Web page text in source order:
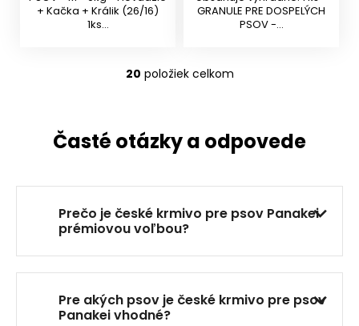
+ Kačka + Králik (26/16)
1ks...
GRANULE PRE DOSPELÝCH
PSOV -...
O
á
d
c
i
e
p
r
v
k
y
20 položiek celkom
Časté otázky a odpovede
Prečo je české krmivo pre psov Panakei
prémiovou voľbou?
Pre akých psov je české krmivo pre psov
Panakei vhodné?